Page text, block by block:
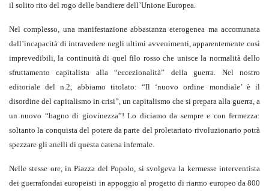
il solito rito del rogo delle bandiere dell’Unione Europea.
Nel complesso, una manifestazione abbastanza eterogenea ma accomunata
dall’incapacità di intravedere negli ultimi avvenimenti, apparentemente così
imprevedibili, la continuità di quel filo rosso che unisce la normalità dello
sfruttamento capitalista alla “eccezionalità” della guerra. Nel nostro
editoriale del n.2, abbiamo titolato: “Il ‘nuovo ordine mondiale’ è il
disordine del capitalismo in crisi”, un capitalismo che si prepara alla guerra, a
un nuovo “bagno di giovinezza”! Lo diciamo da sempre e con fermezza:
soltanto la conquista del potere da parte del proletariato rivoluzionario potrà
spezzare gli anelli di questa catena infernale.
Nelle stesse ore, in Piazza del Popolo, si svolgeva la kermesse interventista
dei guerrafondai europeisti in appoggio al progetto di riarmo europeo da 800